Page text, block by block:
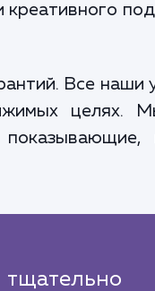
креативного
Все наши
целях.